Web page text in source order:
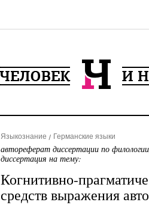
Языкознание Германские языки
автореферат диссертации по
диссертация на тему:
Когнитивно-
средств выражения